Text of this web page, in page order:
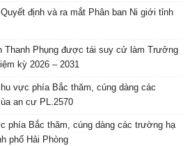
định và ra mắt Phân ban Ni giới tỉnh
Thanh Phụng được tái suy cử làm Trưởng
kỳ 2026 – 2031
vực phía Bắc thăm, cúng dàng các
an cư PL.2570
phía Bắc thăm, cúng dàng các trường hạ
phố Hải Phòng